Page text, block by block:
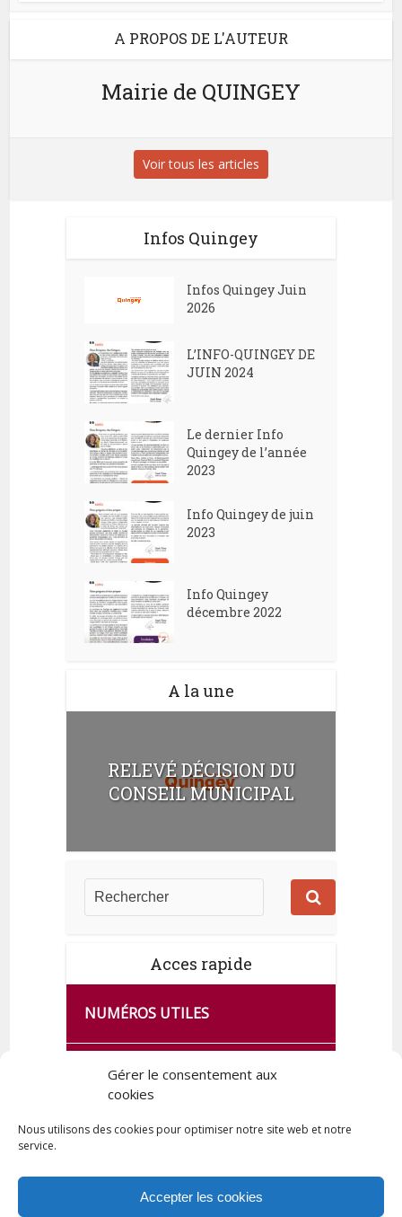
Gérer le consentement aux
cookies
Nous utilisons des cookies pour optimiser notre site web et notre
service.
Accepter les cookies
A PROPOS DE L'AUTEUR
Mairie de QUINGEY
Voir tous les articles
Infos Quingey
Infos Quingey Juin
2026
L’INFO-QUINGEY DE
JUIN 2024
Le dernier Info
Quingey de l’année
2023
Info Quingey de juin
2023
Info Quingey
décembre 2022
A la une
RELEVÉ DÉCISION DU
CONSEIL MUNICIPAL
Acces rapide
NUMÉROS UTILES
CA SE PASSE À FRANCE SERVICES
DE QUINGEY